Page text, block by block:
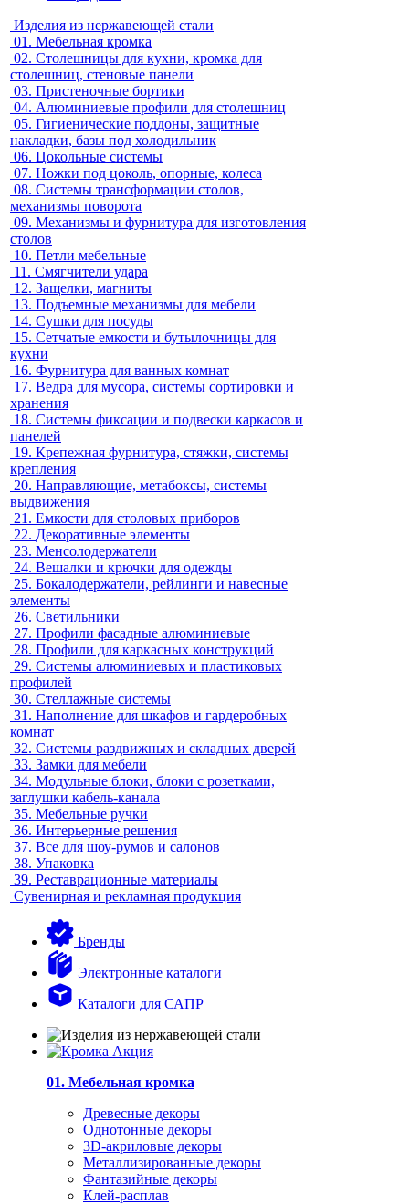
Изделия из нержавеющей стали
01. Мебельная кромка
02. Столешницы для кухни, кромка для
столешниц, стеновые панели
03. Пристеночные бортики
04. Алюминиевые профили для столешниц
05. Гигиенические поддоны, защитные
накладки, базы под холодильник
06. Цокольные системы
07. Ножки под цоколь, опорные, колеса
08. Системы трансформации столов,
механизмы поворота
09. Механизмы и фурнитура для изготовления
столов
10. Петли мебельные
11. Смягчители удара
12. Защелки, магниты
13. Подъемные механизмы для мебели
14. Сушки для посуды
15. Сетчатые емкости и бутылочницы для
кухни
16. Фурнитура для ванных комнат
17. Ведра для мусора, системы сортировки и
хранения
18. Системы фиксации и подвески каркасов и
панелей
19. Крепежная фурнитура, стяжки, системы
крепления
20. Направляющие, метабоксы, системы
выдвижения
21. Емкости для столовых приборов
22. Декоративные элементы
23. Менсолодержатели
24. Вешалки и крючки для одежды
25. Бокалодержатели, рейлинги и навесные
элементы
26. Светильники
27. Профили фасадные алюминиевые
28. Профили для каркасных конструкций
29. Системы алюминиевых и пластиковых
профилей
30. Стеллажные системы
31. Наполнение для шкафов и гардеробных
комнат
32. Системы раздвижных и складных дверей
33. Замки для мебели
34. Модульные блоки, блоки с розетками,
заглушки кабель-канала
35. Мебельные ручки
36. Интерьерные решения
37. Все для шоу-румов и салонов
38. Упаковка
39. Реставрационные материалы
Сувенирная и рекламная продукция
Бренды
Электронные каталоги
Каталоги для САПР
01. Мебельная кромка
Древесные декоры
Однотонные декоры
3D-акриловые декоры
Металлизированные декоры
Фантазийные декоры
Клей-расплав